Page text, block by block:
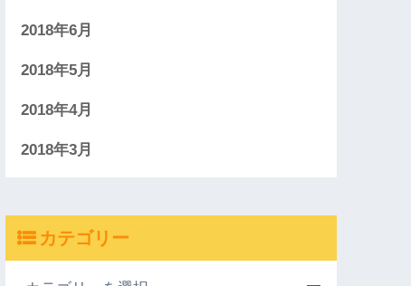
2018年6月
2018年5月
2018年4月
2018年3月
カテゴリー